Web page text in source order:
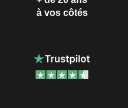
à vos côtés